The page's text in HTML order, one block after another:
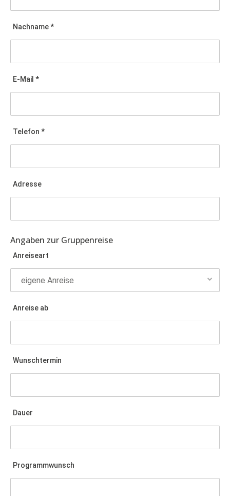
Nachname *
E-Mail *
Telefon *
Adresse
Angaben zur Gruppenreise
Anreiseart
Anreise ab
Wunschtermin
Dauer
Programmwunsch